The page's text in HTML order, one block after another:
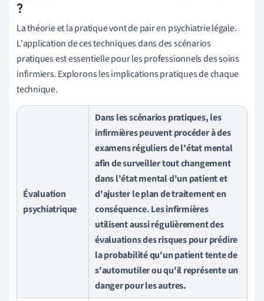
?
La théorie et la pratique vont de pair en psychiatrie légale.
L'application de ces techniques dans des scénarios
pratiques est essentielle pour les professionnels des soins
infirmiers. Explorons les implications pratiques de chaque
technique.
Évaluation
psychiatrique
Dans les scénarios pratiques, les
infirmières peuvent procéder à des
examens réguliers de l'état mental
afin de surveiller tout changement
dans l'état mental d'un patient et
d'ajuster le plan de traitement en
conséquence. Les infirmières
utilisent aussi régulièrement des
évaluations des risques pour prédire
la probabilité qu'un patient tente de
s'automutiler ou qu'il représente un
danger pour les autres.